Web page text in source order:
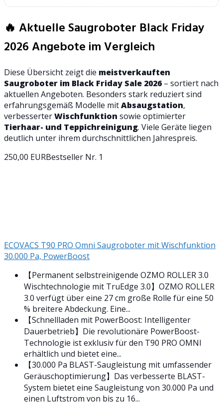
🔥 Aktuelle Saugroboter Black Friday
2026 Angebote im Vergleich
Diese Übersicht zeigt die meistverkauften
Saugroboter im Black Friday Sale 2026 – sortiert nach
aktuellen Angeboten. Besonders stark reduziert sind
erfahrungsgemäß Modelle mitAbsaugstation,
verbesserterWischfunktion sowie optimierter
Tierhaar- und Teppichreinigung. Viele Geräte liegen
deutlich unter ihrem durchschnittlichen Jahrespreis.
250,00 EURBestseller Nr. 1
ECOVACS T90 PRO Omni Saugroboter mit Wischfunktion
30.000 Pa, PowerBoost
【Permanent selbstreinigende OZMO ROLLER 3.0
Wischtechnologie mit TruEdge 3.0】OZMO ROLLER
3.0 verfügt über eine 27 cm große Rolle für eine 50
% breitere Abdeckung. Eine...
【Schnellladen mit PowerBoost: Intelligenter
Dauerbetrieb】Die revolutionäre PowerBoost-
Technologie ist exklusiv für den T90 PRO OMNI
erhältlich und bietet eine...
【30.000 Pa BLAST-Saugleistung mit umfassender
Geräuschoptimierung】Das verbesserte BLAST-
System bietet eine Saugleistung von 30.000 Pa und
einen Luftstrom von bis zu 16...